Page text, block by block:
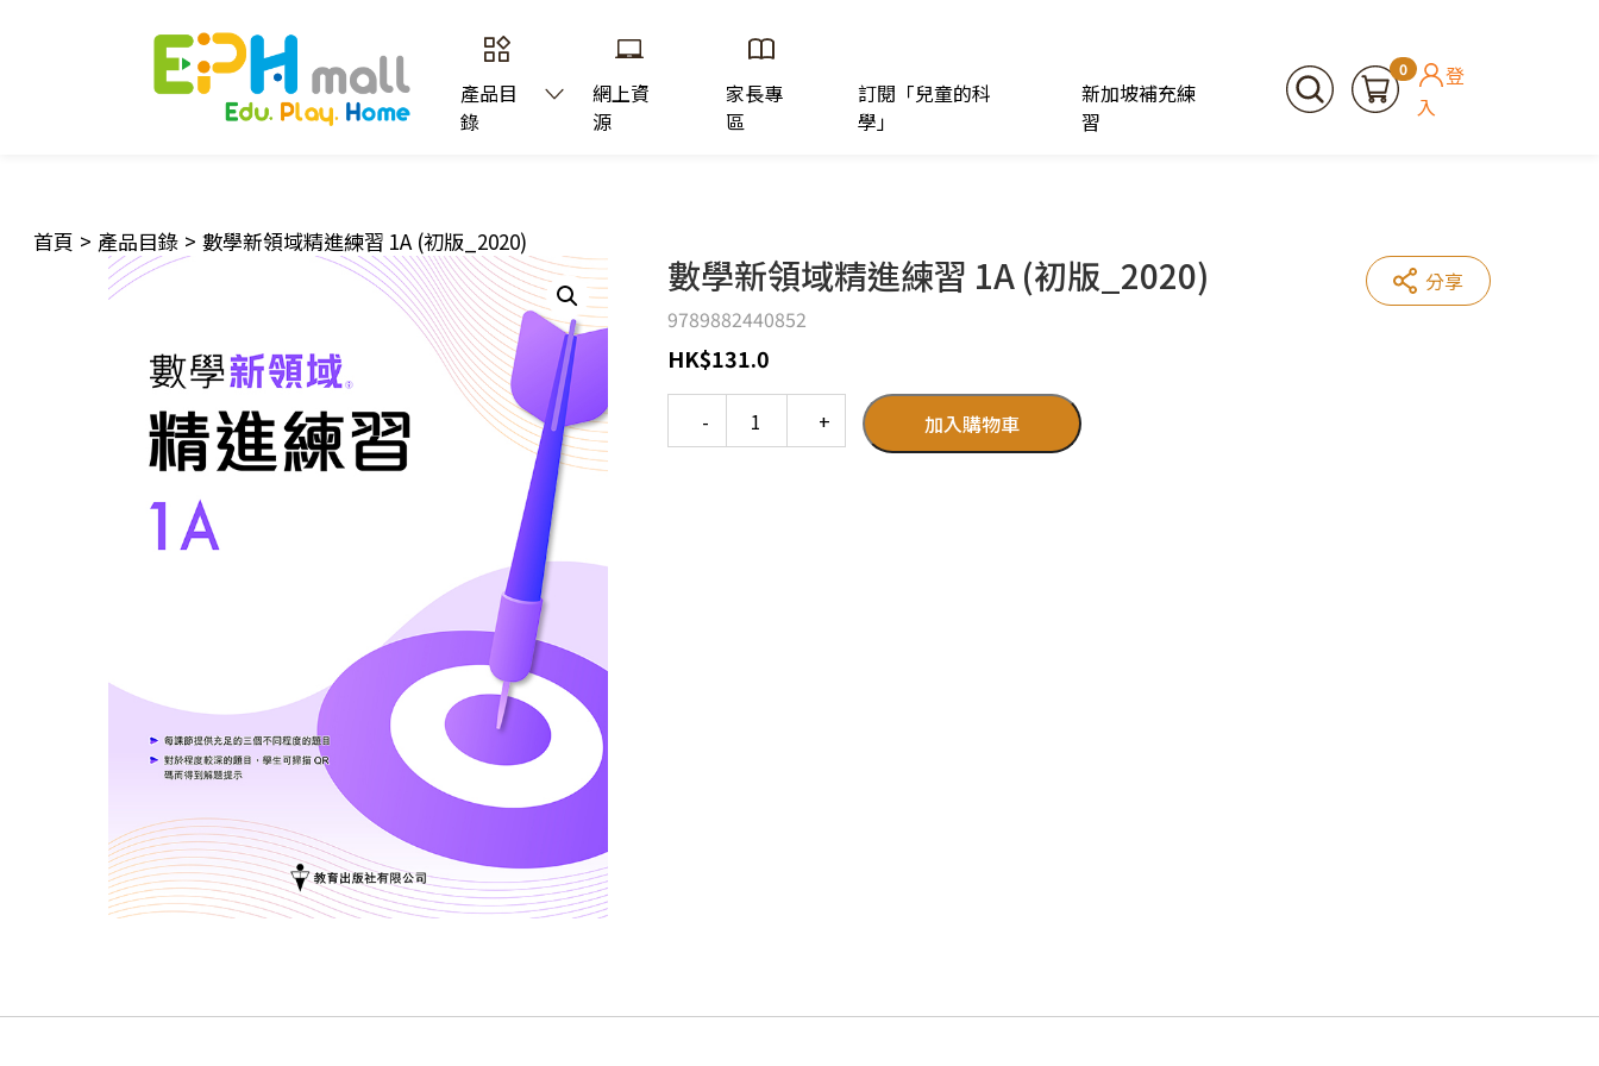
產品目
錄
網上資
源
家長專
區
訂閱「兒童的科
學」
新加坡補充練
習
0
登
入
首頁 > 產品目錄 > 數學新領域精進練習 1A (初版_2020)
數學新領域精進練習 1A (初版_2020)
9789882440852
HK$131.0
加入購物車
分享